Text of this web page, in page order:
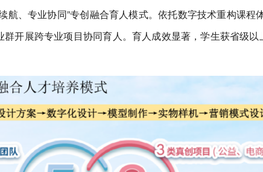
航、专业协同”专创融合育人模式。依托数字技术重构课程
开展跨专业项目协同育人。育人成效显著，学生获省级